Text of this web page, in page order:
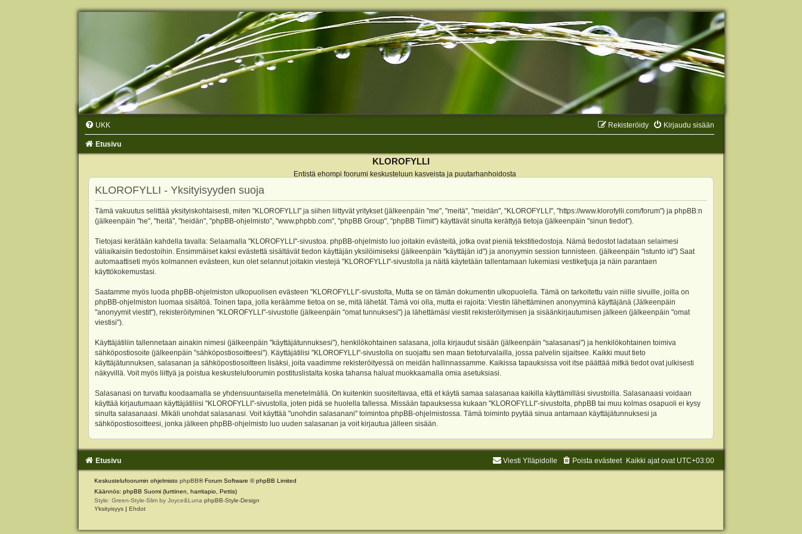
UKK Kirjaudu sisään
Rekisteröidy
Etusivu
KLOROFYLLI
Entistä ehompi foorumi keskusteluun kasveista ja puutarhanhoidosta
KLOROFYLLI - Yksityisyyden suoja
Tämä vakuutus selittää yksityiskohtaisesti, miten "KLOROFYLLI" ja siihen liittyvät yritykset (jälkeenpäin "me", "meitä", "meidän", "KLOROFYLLI", "https://www.klorofylli.com/forum") ja phpBB:n
(jälkeenpäin "he", "heitä", "heidän", "phpBB-ohjelmisto", "www.phpbb.com", "phpBB Group", "phpBB Tiimit") käyttävät sinulta kerättyjä tietoja (jälkeenpäin "sinun tiedot").
Tietojasi kerätään kahdella tavalla: Selaamalla "KLOROFYLLI"-sivustoa. phpBB-ohjelmisto luo joitakin evästeitä, jotka ovat pieniä tekstitiedostoja. Nämä tiedostot ladataan selaimesi
väliaikaisiin tiedostoihin. Ensimmäiset kaksi evästettä sisältävät tiedon käyttäjän yksilöimiseksi (jälkeenpäin "käyttäjän id") ja anonyymin session tunnisteen. (jälkeenpäin "istunto id") Saat
automaattiseti myös kolmannen evästeen, kun olet selannut joitakin viestejä "KLOROFYLLI"-sivustolla ja näitä käytetään tallentamaan lukemiasi vestiketjuja ja näin parantaen
käyttökokemustasi.
Saatamme myös luoda phpBB-ohjelmiston ulkopuolisen evästeen "KLOROFYLLI"-sivustolta, Mutta se on tämän dokumentin ulkopuolella. Tämä on tarkoitettu vain niille sivuille, joilla on
phpBB-ohjelmiston luomaa sisältöä. Toinen tapa, jolla keräämme tietoa on se, mitä lähetät. Tämä voi olla, mutta ei rajoita: Viestin lähettäminen anonyyminä käyttäjänä (Jälkeenpäin
"anonyymit viestit"), rekisteröityminen "KLOROFYLLI"-sivustolle (jälkeenpäin "omat tunnuksesi") ja lähettämäsi viestit rekisteröitymisen ja sisäänkirjautumisen jälkeen (jälkeenpäin "omat
viestisi").
Käyttäjätiliin tallennetaan ainakin nimesi (jälkeenpäin "käyttäjätunnuksesi"), henkilökohtainen salasana, jolla kirjaudut sisään (jälkeenpäin "salasanasi") ja henkilökohtainen toimiva
sähköpostiosoite (jälkeenpäin "sähköpostiosoitteesi"). Käyttäjätilisi "KLOROFYLLI"-sivustolla on suojattu sen maan tietoturvalailla, jossa palvelin sijaitsee. Kaikki muut tieto
käyttäjätunnuksen, salasanan ja sähköpostiosoitteen lisäksi, joita vaadimme rekisteröityessä on meidän hallinnassamme. Kaikissa tapauksissa voit itse päättää mitkä tiedot ovat julkisesti
näkyvillä. Voit myös liittyä ja poistua keskustelufoorumin postituslistalta koska tahansa haluat muokkaamalla omia asetuksiasi.
Salasanasi on turvattu koodaamalla se yhdensuuntaisella menetelmällä. On kuitenkin suositeltavaa, että et käytä samaa salasanaa kaikilla käyttämilläsi sivustoilla. Salasanaasi voidaan
käyttää kirjautumaan käyttäjätiliisi "KLOROFYLLI"-sivustolla, joten pidä se huolella tallessa. Missään tapauksessa kukaan "KLOROFYLLI"-sivustolta, phpBB tai muu kolmas osapuoli ei kysy
sinulta salasanaasi. Mikäli unohdat salasanasi. Voit käyttää "unohdin salasanani" toimintoa phpBB-ohjelmistossa. Tämä toiminto pyytää sinua antamaan käyttäjätunnuksesi ja
sähköpostiosoitteesi, jonka jälkeen phpBB-ohjelmisto luo uuden salasanan ja voit kirjautua jälleen sisään.
Etusivu Kaikki ajat ovat UTC+03:00
Poista evästeet
Viesti Ylläpidolle
Keskustelufoorumin ohjelmisto phpBB® Forum Software © phpBB Limited
Käännös: phpBB Suomi (lurttinen, harritapio, Pettis)
Style: Green-Style-Slim by Joyce&Luna phpBB-Style-Design
Yksityisyys | Ehdot